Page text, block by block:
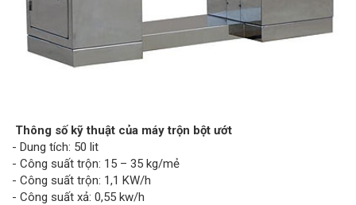
Thông số kỹ thuật của máy trộn bột ướt
- Dung tích: 50 lit
- Công suất trộn: 15 – 35 kg/mẻ
- Công suất trộn: 1,1 KW/h
- Công suất xả: 0,55 kw/h